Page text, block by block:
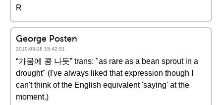
R
George Posten
2010-03-18 15:42:31
“가뭄에 콩 나듯” trans: "as rare as a bean sprout in a
drought" (I've always liked that expression though I
can't think of the English equivalent 'saying' at the
moment.)